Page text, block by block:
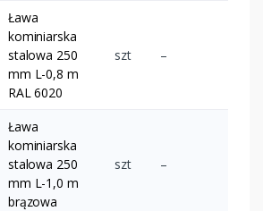
Ława
kominiarska
stalowa 250
mm L-0,8 m
RAL 6020
szt –
Ława
kominiarska
stalowa 250
mm L-1,0 m
brązowa
szt –